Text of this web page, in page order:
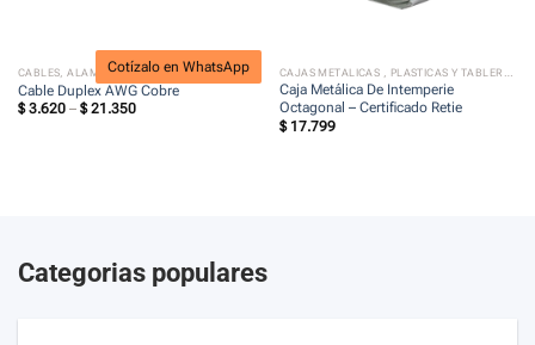
Cotízalo en WhatsApp
CABLES, ALAMBRES Y ACERADOS
Cable Duplex AWG Cobre
$3.620 – $21.350Price
Caja Metálica De Intemperie
Octagonal – Certificado Retie
$17.799
Categorias populares